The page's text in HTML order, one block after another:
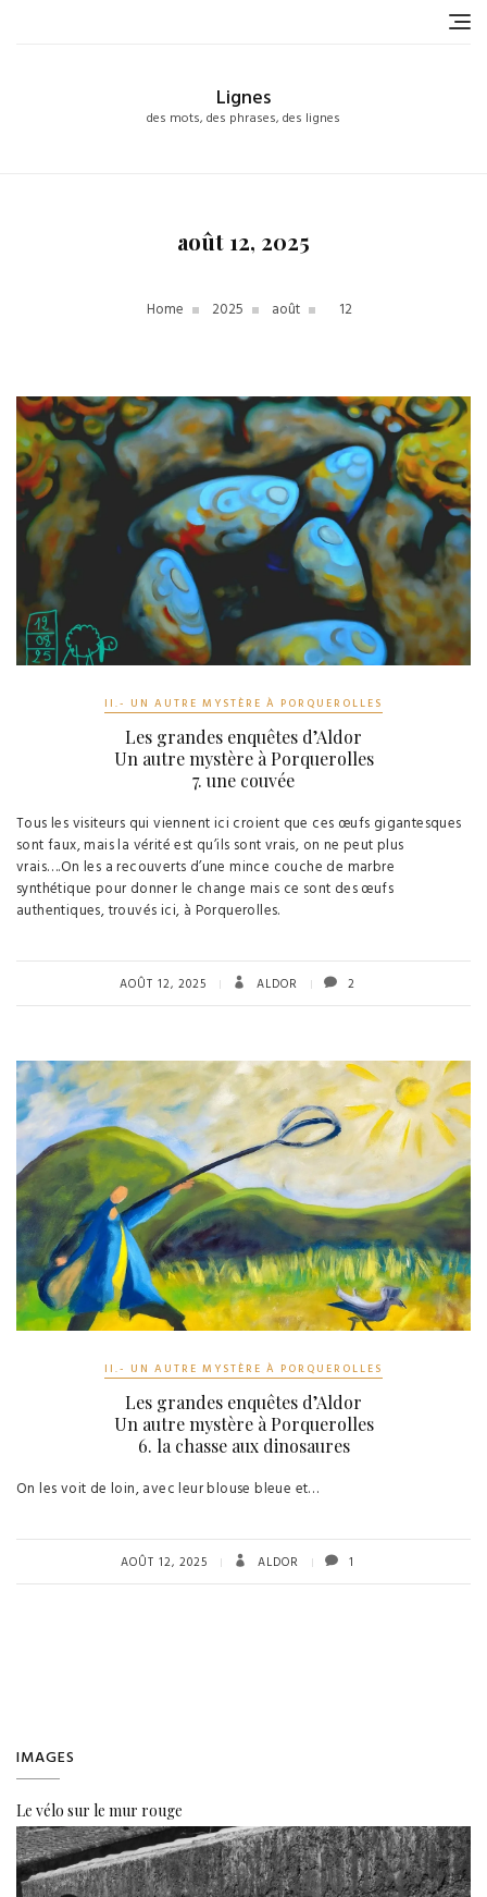
Lignes
des mots, des phrases, des lignes
août 12, 2025
Home 2025 août 12
II.- UN AUTRE MYSTÈRE À PORQUEROLLES
Les grandes enquêtes d’Aldor
Un autre mystère à Porquerolles
7. une couvée
Tous les visiteurs qui viennent ici croient que ces œufs gigantesques
sont faux, mais la vérité est qu’ils sont vrais, on ne peut plus
vrais….On les a recouverts d’une mince couche de marbre
synthétique pour donner le change mais ce sont des œufs
authentiques, trouvés ici, à Porquerolles.
AOÛT 12, 2025 ALDOR 2
II.- UN AUTRE MYSTÈRE À PORQUEROLLES
Les grandes enquêtes d’Aldor
Un autre mystère à Porquerolles
6. la chasse aux dinosaures
On les voit de loin, avec leur blouse bleue et…
AOÛT 12, 2025 ALDOR 1
IMAGES
Le vélo sur le mur rouge